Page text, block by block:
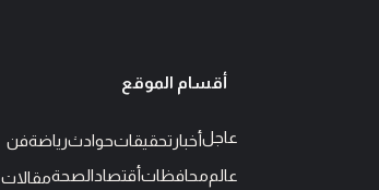
أقسام الموقع
عاجلأخبار تحقيقاتحوادثرياضةفن
عالممحافظاتأقتصادالصحةمقالات